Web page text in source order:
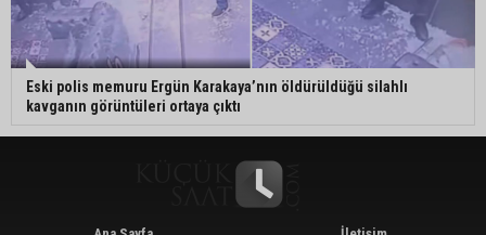
Eski polis memuru Ergün Karakaya’nın öldürüldüğü silahlı
kavganın görüntüleri ortaya çıktı